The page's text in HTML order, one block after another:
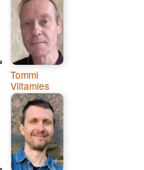
Tommi
Viitamies